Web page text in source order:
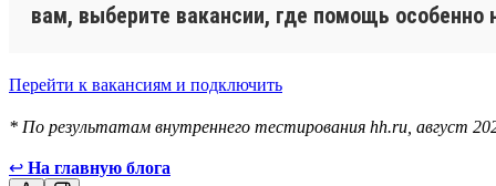
вам, выберите вакансии, где помощь
Перейти к вакансиям и подключить
* По результатам внутреннего тестирования hh.ru, август
↩ На главную блога